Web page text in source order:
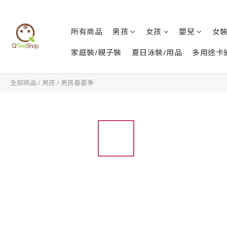
所有商品 男孩 女孩 嬰兒 女
家庭裝/親子裝 夏日泳裝/用品 多用途卡
全部商品 / 男孩 / 男孩春夏季